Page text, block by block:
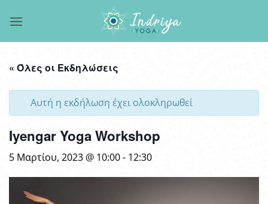
στο
« Όλες οι Εκδηλώσεις
Αυτή η εκδήλωση έχει ολοκληρωθεί
Iyengar Yoga Workshop
5 Μαρτίου, 2023 @ 10:00- 12:30